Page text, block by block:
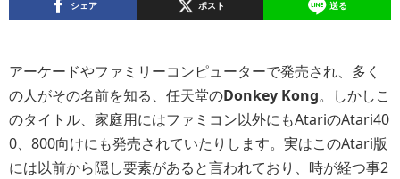
シェア ポスト 送る
アーケードやファミリーコンピューターで発売され、多く
の人がその名前を知る、任天堂のDonkey Kong。しかしこ
のタイトル、家庭用にはファミコン以外にもAtariのAtari40
0、800向けにも発売されていたりします。実はこのAtari版
には以前から隠し要素があると言われており、時が経つ事2